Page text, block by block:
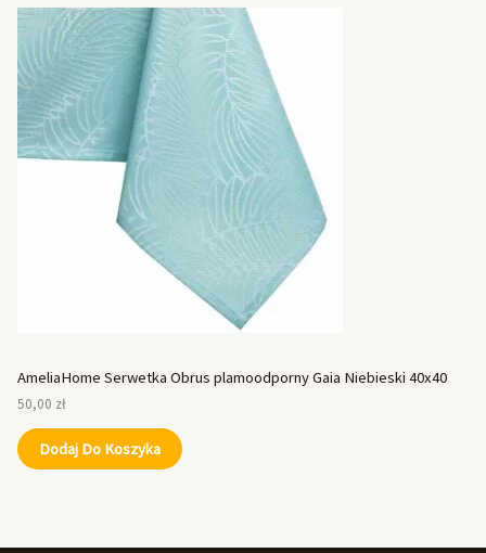
AmeliaHome Serwetka Obrus plamoodporny Gaia Niebieski 40x40
50,00 zł
Dodaj Do Koszyka